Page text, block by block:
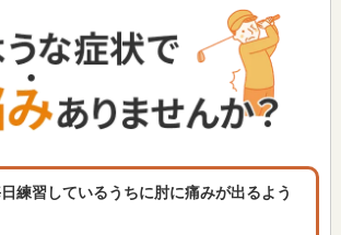
練習しているうちに肘に痛みが出るよう